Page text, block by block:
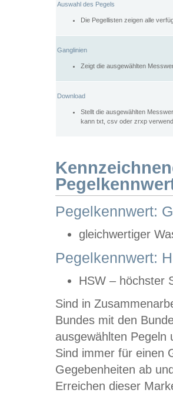
Auswahl des Pegels
Die Pegellisten zeigen alle
Ganglinien
Zeigt die ausgewählten
Download
Stellt die ausgewählten
kann txt, csv oder zrxp
Pegelkennwert:
gleichwertiger
Pegelkennwert:
HSW – höchster
Sind in
Bundes mit den
ausgewählten
Sind immer für einen
Gegebenheiten ab
Erreichen dieser